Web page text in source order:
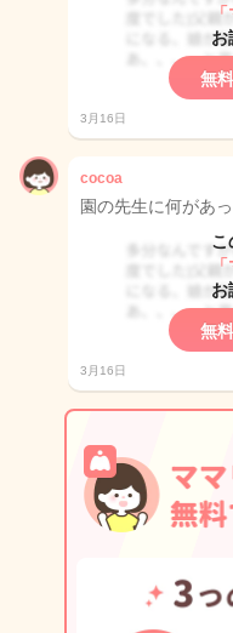
「
お
無
3月16日
cocoa
園の先生に何があ
こ
「
お
無
3月16日